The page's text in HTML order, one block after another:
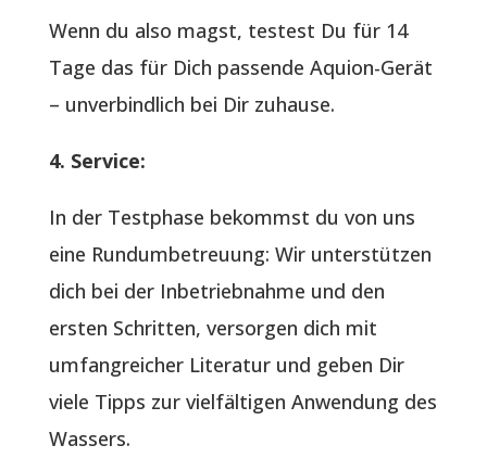
Wenn du also magst, testest Du für 14
Tage das für Dich passende Aquion-Gerät
– unverbindlich bei Dir zuhause.
4. Service:
In der Testphase bekommst du von uns
eine Rundumbetreuung: Wir unterstützen
dich bei der Inbetriebnahme und den
ersten Schritten, versorgen dich mit
umfangreicher Literatur und geben Dir
viele Tipps zur vielfältigen Anwendung des
Wassers.